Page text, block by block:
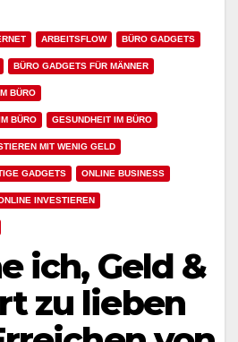
ARBEITSFLOW BÜRO GADGETS
BÜRO GADGETS FÜR MÄNNER
BÜRO
BÜRO GESUNDHEIT IM BÜRO
MIT WENIG GELD
GADGETS ONLINE BUSINESS
INVESTIEREN
ich, Geld &
zu lieben